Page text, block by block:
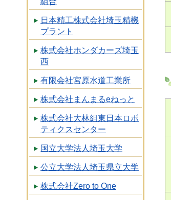
日本精工株式会社埼玉精機
プラント
株式会社ホンダカーズ埼玉
西
有限会社宮原水道工業所
株式会社まんまるeねっと
株式会社大林組東日本ロボ
ティクスセンター
国立大学法人埼玉大学
公立大学法人埼玉県立大学
株式会社Zero to One